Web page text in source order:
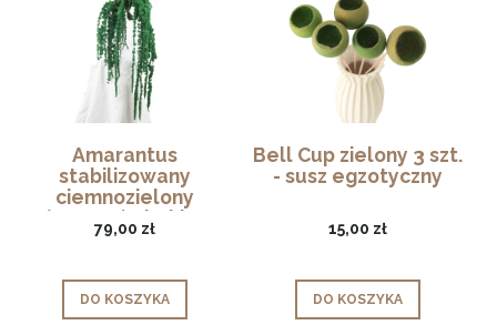
Amarantus
stabilizowany
ciemnozielony
(Szarłat) - bukiet
79,00 zł
DO KOSZYKA
Bell Cup zielony 3 szt.
- susz egzotyczny
15,00 zł
DO KOSZYKA